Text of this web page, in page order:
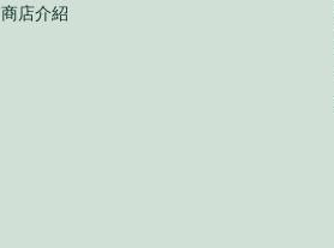
商店介紹